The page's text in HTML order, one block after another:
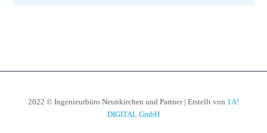
2022 © Ingenieurbüro Neunkirchen und Partner | Erstellt von 1A!
DIGITAL GmbH